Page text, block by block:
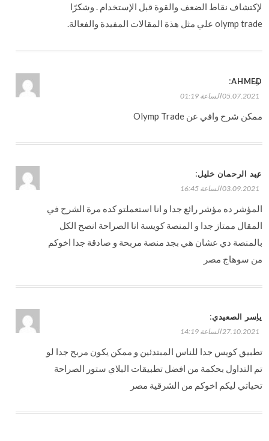
لإكتشاف نقاط الضعف والقوة قبل الإستخدام . وشكرًا
olymp trade علي مثل هذة المقالات المفيدة والفعالة.
AHMED
:
05.07.2021 الساعة 01:19
ممكن شرح وافي عن Olymp Trade
رد
عبد الرحمان خليل:
03.09.2021 الساعة 16:45
المؤشر ده مؤشر رائع جدا و انا استعملتو كده مرة الشرح في
المقال ممتاز جدا و المنصة كويسة انا الصراحة انصح الكل
بالمنصة دي عشان هي بجد منصة مربحة و صادقة جدا اخوكم
من سوهاج مصر
رد
ياسر الصعيدي:
27.10.2021 الساعة 14:19
تطبيق كويس جدا للناس المبتدئين و ممكن يكون مربح جدا لو
تم التداول بحكمة من افضل تطبيقات البلاي ستور الصراحة
تحياتي ليكم اخوكم من الشرقية مصر
رد